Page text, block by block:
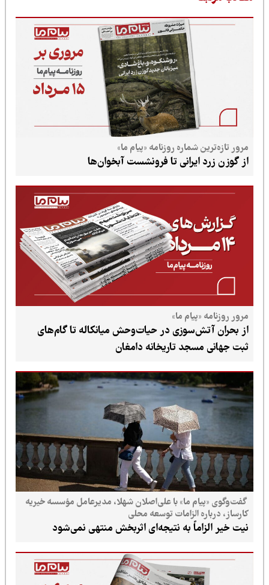
مرور تازه‌ترین شماره روزنامه «پیام ما»
از گوزن زرد ایرانی تا فرونشست آبخوان‌ها
مرور روزنامه «پیام ما»
از بحران آتش‌سوزی در حیات‌وحش میانکاله تا گام‌های
ثبت جهانی مسجد تاریخانه دامغان
گفت‌وگوی «پیام ما» با علی‌اصلان شهلا، مدیرعامل مؤسسه خیریه
کارساز، درباره الزامات توسعه محلی
نیت خیر الزاماً به نتیجه‌ای اثربخش منتهی نمی‌شود